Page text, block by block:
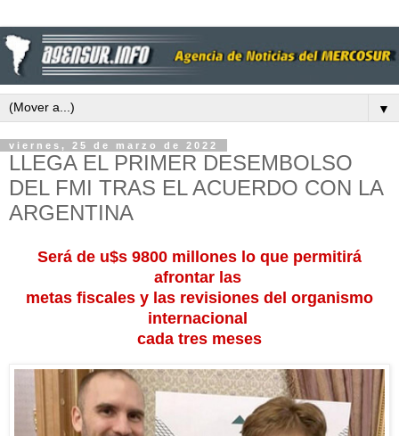
▼
viernes, 25 de marzo de 2022
LLEGA EL PRIMER DESEMBOLSO
DEL FMI TRAS EL ACUERDO CON LA
ARGENTINA
Será de u$s 9800 millones lo que permitirá
afrontar las
metas fiscales y las revisiones del organismo
internacional
cada tres meses